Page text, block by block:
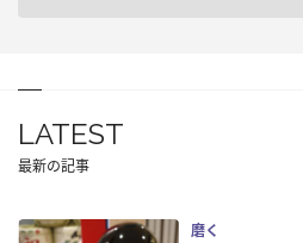
LATEST
最新の記事
磨く